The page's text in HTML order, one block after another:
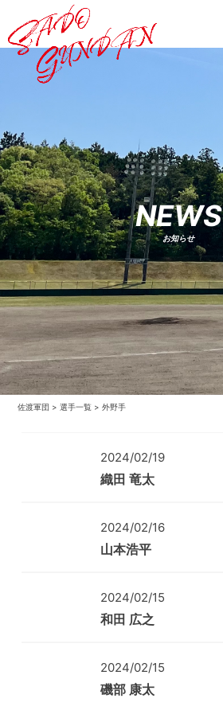
content
NEWS
お知らせ
佐渡軍団 >選手一覧 >外野手
2024/02/19
織田 竜太
2024/02/16
山本浩平
2024/02/15
和田 広之
2024/02/15
磯部 康太